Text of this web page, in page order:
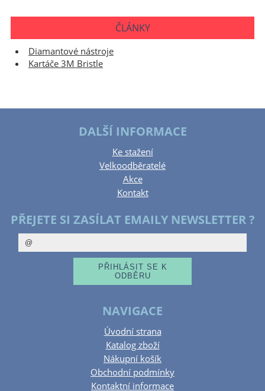
ČLÁNKY
Diamantové nástroje
Kartáče 3M Bristle
DALŠÍ INFORMACE
Ke stažení
Velkoodběratelé
Akce
Kontakt
PŘEJETE SI ZASÍLAT EMAILY NEWSLETTER ?
NAVIGACE
Úvodní strana
Katalog zboží
Nákupní košík
Obchodní podmínky
Kontaktní informace